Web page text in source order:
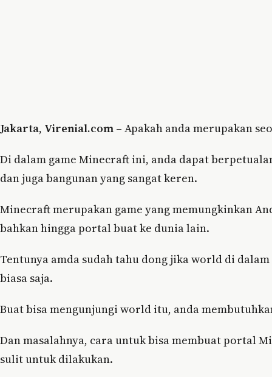
Jakarta, Virenial.com – Apakah anda merupakan
Di dalam game Minecraft ini, anda dapat
dan juga bangunan yang sangat keren.
Minecraft merupakan game yang memungkinkan
bahkan hingga portal buat ke dunia lain.
Tentunya amda sudah tahu dong jika world di
biasa saja.
Buat bisa mengunjungi world itu, anda
Dan masalahnya, cara untuk bisa membuat portal
sulit untuk dilakukan.